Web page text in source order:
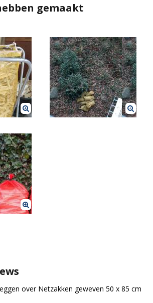
gemaakt
over Netzakken geweven 50 x 85 cm